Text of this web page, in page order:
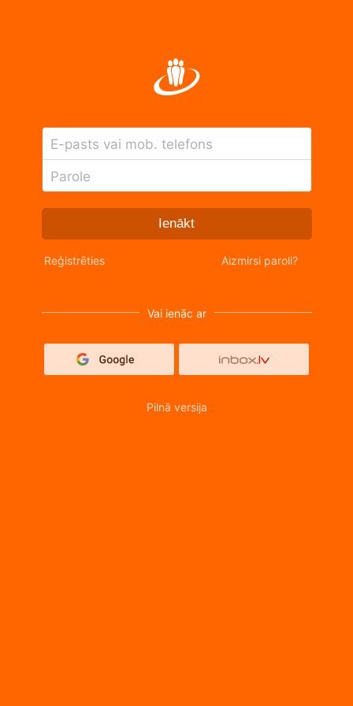
E-pasts vai mob. telefons
Parole
Ienākt
Reģistrēties Aizmirsi paroli?
Vai ienāc ar
Pilnā versija